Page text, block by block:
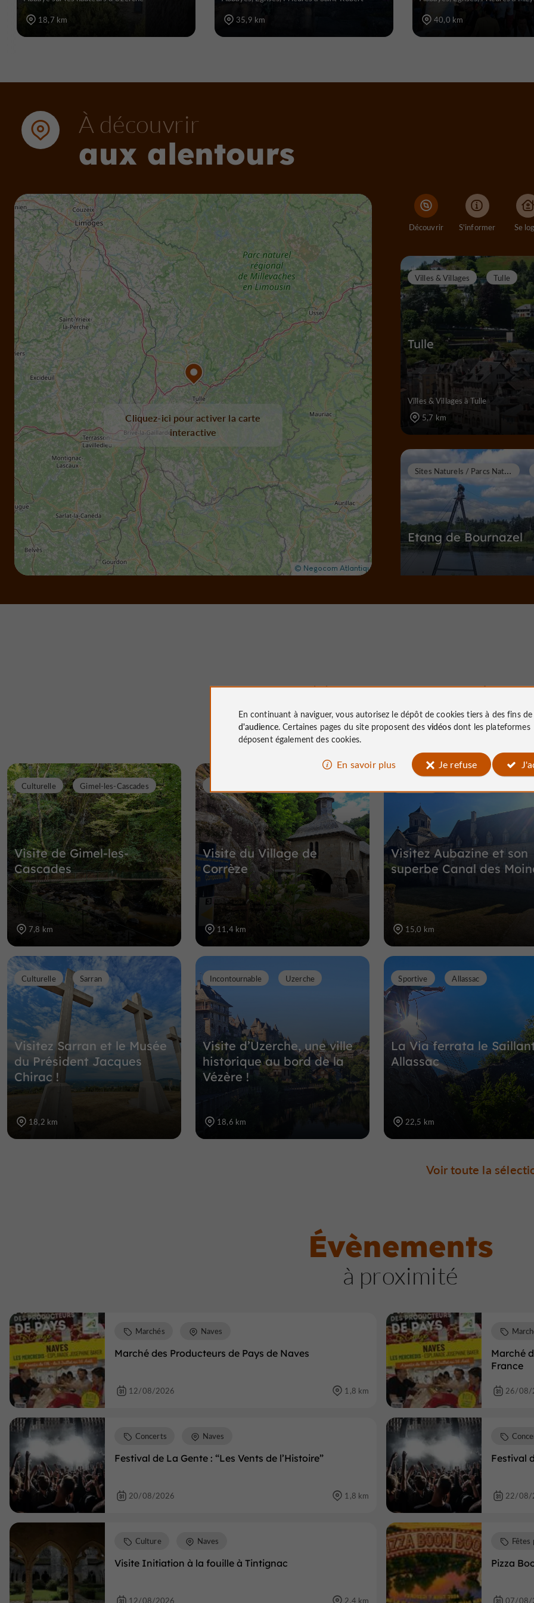
18,7 km 35,9 km 40,0 km
À découvrir
aux alentours
Cliquez-ici pour activer la carte
interactive
Découvrir S'informer Se
Tulle
Villes & Villages Tulle
Villes & Villages à Tulle
5,7 km
Etang de Bournazel
S
ites Naturels / Parcs Naturels
Les Cascades de
Sites Naturels / Parcs Naturels à
Nous avons testé
pour vous
Visite de Gimel-les-
Cascades
Culturelle Gimel-les-Cascades
7,8 km
Visite du Village de
Corrèze
11,4 km
Visitez Aubazine et son
superbe Canal des
15,0 km
Visitez Sarran et le Musée
du Président Jacques
Chirac !
Culturelle Sarran
18,2 km
Visite d’Uzerche, une ville
historique au bord de la
Vézère !
Incontournable Uzerche
18,6 km
La Via ferrata le
Allassac
Sportive Allassac
22,5 km
Voir toute la
Évènements
à proximité
Marché des Producteurs de Pays de Naves
Marchés Naves
12/08/2026 1,8 km
Marché
France
26/08/
Festival de La Gente : “Les Vents de l’Histoire”
Concerts Naves
20/08/2026 1,8 km
Festival
22/08/
Visite Initiation à la fouille à Tintignac
Culture Naves
12/08/2026 2,4 km
Pizza
Fêtes
07/08/
En continuant à naviguer, vous autorisez le dépôt de cookies tiers à des fins de
d'audience. Certaines pages du site proposent des vidéosdont les plateformes
déposent également des cookies.
En savoir plus Je refuse